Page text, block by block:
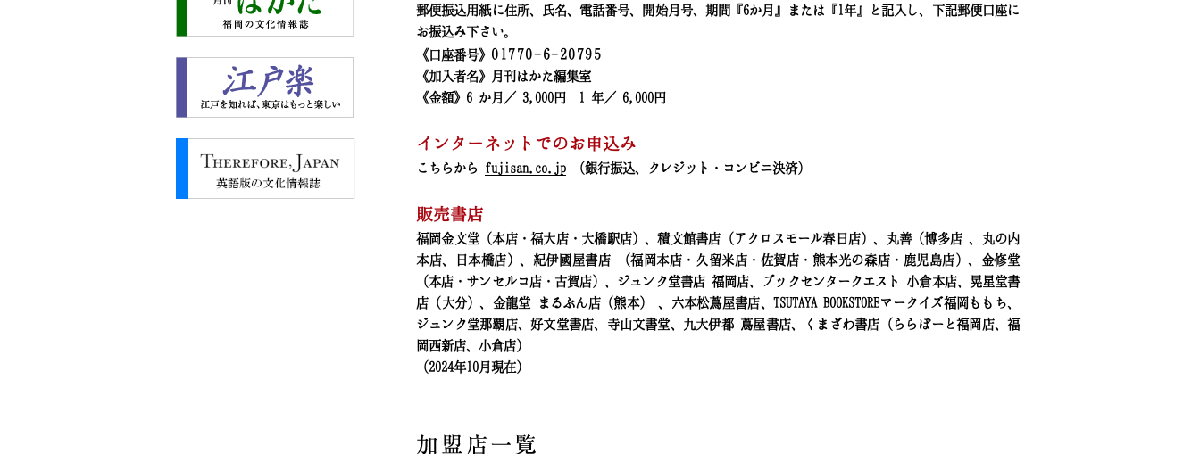
郵便振込用紙に住所、氏名、電話番号、開始月号、期間『6か月』または『1年』と記入し、下記郵便口座に
お振込み下さい。
《口座番号》 01770-6-20795
《加入者名》月刊はかた編集室
《金額》6 か月／ 3,000円 1 年／ 6,000円
インターネットでのお申込み
こちらから fujisan.co.jp （銀行振込、クレジット・コンビニ決済）
販売書店
福岡金文堂（本店・福大店・大橋駅店）、積文館書店（アクロスモール春日店）、丸善（博多店 、丸の内
本店、日本橋店）、紀伊國屋書店 （福岡本店・久留米店・佐賀店・熊本光の森店・鹿児島店）、金修堂
（本店・サンセルコ店・古賀店）、ジュンク堂書店 福岡店、ブックセンタークエスト 小倉本店、晃星堂書
店（大分）、金龍堂 まるぶん店（熊本） 、六本松蔦屋書店、TSUTAYA BOOKSTOREマークイズ福岡ももち、
ジュンク堂那覇店、好文堂書店、寺山文書堂、九大伊都 蔦屋書店、くまざわ書店（ららぽーと福岡店、福
岡西新店、小倉店）
（2024年10月現在）